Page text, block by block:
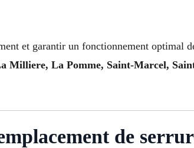
et garantir un fonctionnement optimal
Milliere, La Pomme, Saint-Marcel,
de